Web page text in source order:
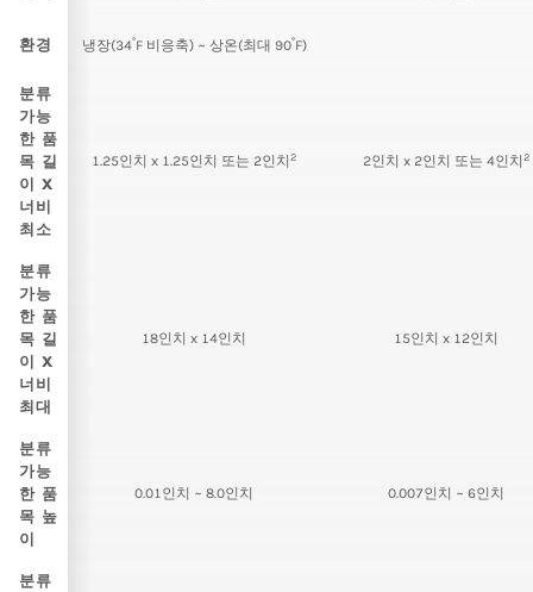
환경 냉장(34°F 비응축) ~ 상온(최대 90°F)
분류
가능
한 품
목 길
이 X
너비
최소
1.25인치 x 1.25인치 또는 2인치 2 2인치 x 2인치 또는 4인치 2
분류
가능
한 품
목 길
이 X
너비
최대
18인치 x 14인치 15인치 x 12인치
분류
가능
한 품
목 높
이
0.01인치 ~ 8.0인치 0.007인치 ~ 6인치
분류